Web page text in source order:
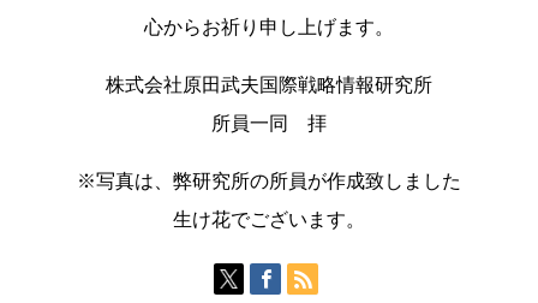
心からお祈り申し上げます。
株式会社原田武夫国際戦略情報研究所
所員一同 拝
※写真は、弊研究所の所員が作成致しました
生け花でございます。